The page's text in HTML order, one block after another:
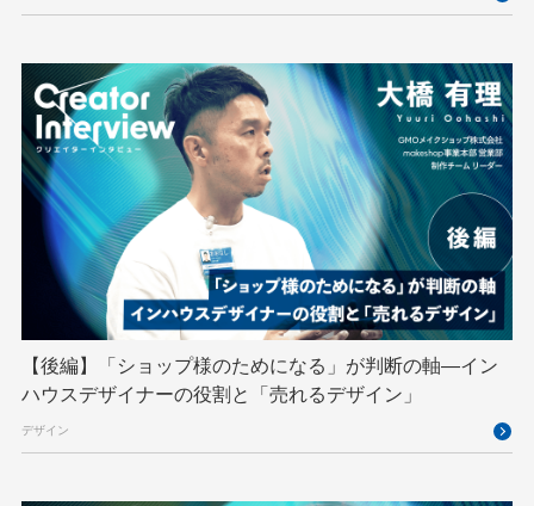
Perl PHP PHPcon PHPerKaigi
Python RFC RPA Ruby
SECCON Selenium Spectrum Tokyo Meetup
splunk SRE Takumi byGMO Terraform
TypeScript UI/UX vibe VLA
VS Code XSS ZTNA
アドベントカレンダー イベントレポート
インターンシップ インハウス お名前.com
クリエイターインタビュー
【後編】「ショップ様のためになる」が判断の軸―イン
ハウスデザイナーの役割と「売れるデザイン」
デザイン